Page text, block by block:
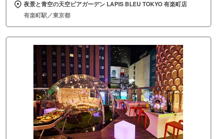
夜景と青空の天空ビアガーデン LAPIS BLEU TOKYO 有楽町店
有楽町駅／東京都